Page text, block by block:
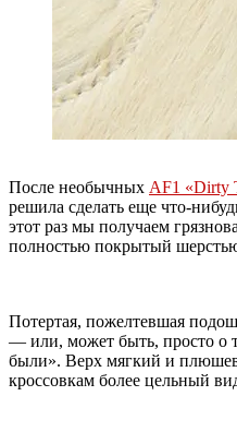
После необычных AF1 «Dirty
решила сделать еще что-
этот раз мы получаем
полностью покрытый
Потертая, пожелтевшая
— или, может быть, просто о
были». Верх мягкий и
кроссовкам более цельный